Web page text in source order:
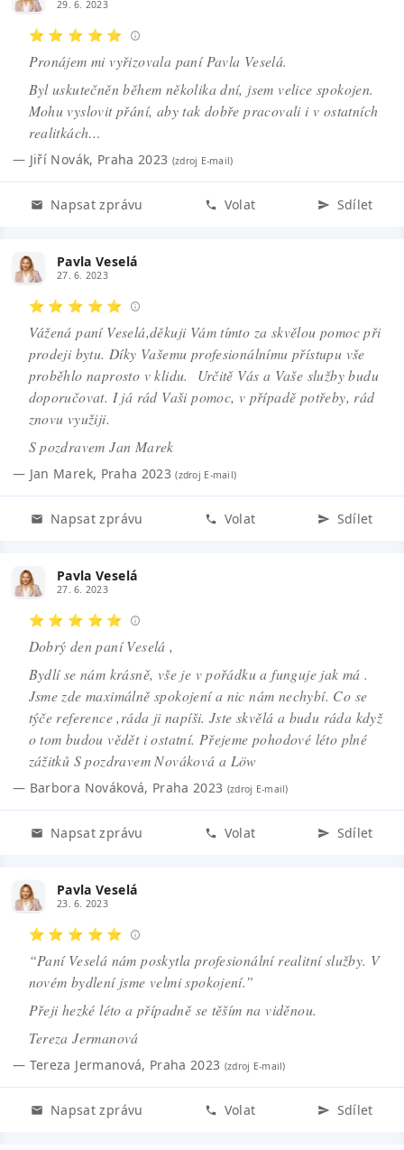
29. 6. 2023
⭐ ⭐ ⭐ ⭐ ⭐
Pronájem mi vyřizovala paní Pavla Veselá.
Byl uskutečněn během několika dní, jsem velice spokojen.
Mohu vyslovit přání, aby tak dobře pracovali i v ostatních
realitkách…
— Jiří Novák, Praha 2023 (zdroj E-mail)
Napsat zprávu Volat Sdílet
Pavla Veselá
27. 6. 2023
⭐ ⭐ ⭐ ⭐ ⭐
Vážená paní Veselá,děkuji Vám tímto za skvělou pomoc při
prodeji bytu. Díky Vašemu profesionálnímu přístupu vše
proběhlo naprosto v klidu. Určitě Vás a Vaše služby budu
doporučovat. I já rád Vaši pomoc, v případě potřeby, rád
znovu využiji.
S pozdravem Jan Marek
— Jan Marek, Praha 2023(zdroj E-mail)
Napsat zprávu Volat Sdílet
Pavla Veselá
27. 6. 2023
⭐ ⭐ ⭐ ⭐ ⭐
Dobrý den paní Veselá ,
Bydlí se nám krásně, vše je v pořádku a funguje jak má .
Jsme zde maximálně spokojení a nic nám nechybí. Co se
týče reference ,ráda ji napíši. Jste skvělá a budu ráda když
o tom budou vědět i ostatní. Přejeme pohodové léto plné
zážitků S pozdravem Nováková a Löw
— Barbora Nováková, Praha 2023 (zdroj E-mail)
Napsat zprávu Volat Sdílet
Pavla Veselá
23. 6. 2023
⭐ ⭐ ⭐ ⭐ ⭐
“Paní Veselá nám poskytla profesionální realitní služby. V
novém bydlení jsme velmi spokojení.”
Přeji hezké léto a případně se těším na viděnou.
Tereza Jermanová
— Tereza Jermanová, Praha 2023 (zdroj E-mail)
Napsat zprávu Volat Sdílet